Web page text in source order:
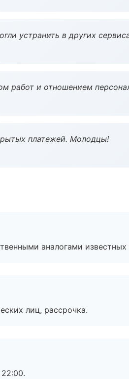
устранить в других
работ и отношением
платежей. Молодцы!
аналогами известных
лиц, рассрочка.